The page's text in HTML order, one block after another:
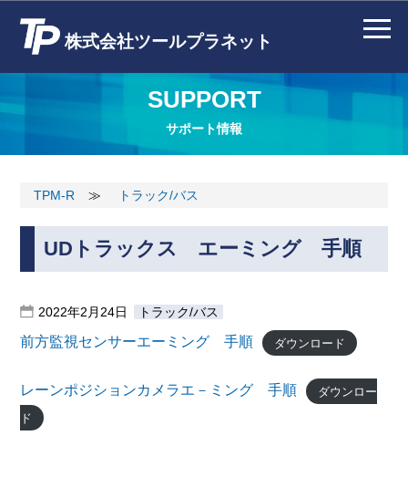
株式会社ツールプラネット
SUPPORT
サポート情報
TPM-R ≫ トラック/バス
UDトラックス エーミング 手順
2022年2月24日 トラック/バス
前方監視センサーエーミング 手順 ダウンロード
レーンポジションカメラエ－ミング 手順
ダウンロー
ド